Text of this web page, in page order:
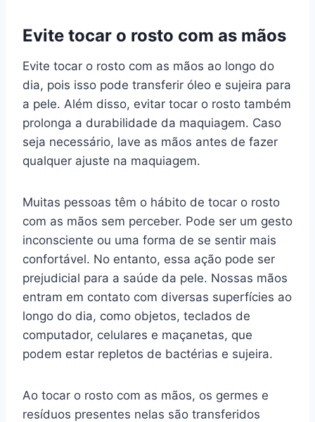
Evite tocar o rosto com as mãos
Evite tocar o rosto com as mãos ao longo do
dia, pois isso pode transferir óleo e sujeira para
a pele. Além disso, evitar tocar o rosto também
prolonga a durabilidade da maquiagem. Caso
seja necessário, lave as mãos antes de fazer
qualquer ajuste na maquiagem.
Muitas pessoas têm o hábito de tocar o rosto
com as mãos sem perceber. Pode ser um gesto
inconsciente ou uma forma de se sentir mais
confortável. No entanto, essa ação pode ser
prejudicial para a saúde da pele. Nossas mãos
entram em contato com diversas superfícies ao
longo do dia, como objetos, teclados de
computador, celulares e maçanetas, que
podem estar repletos de bactérias e sujeira.
Ao tocar o rosto com as mãos, os germes e
resíduos presentes nelas são transferidos